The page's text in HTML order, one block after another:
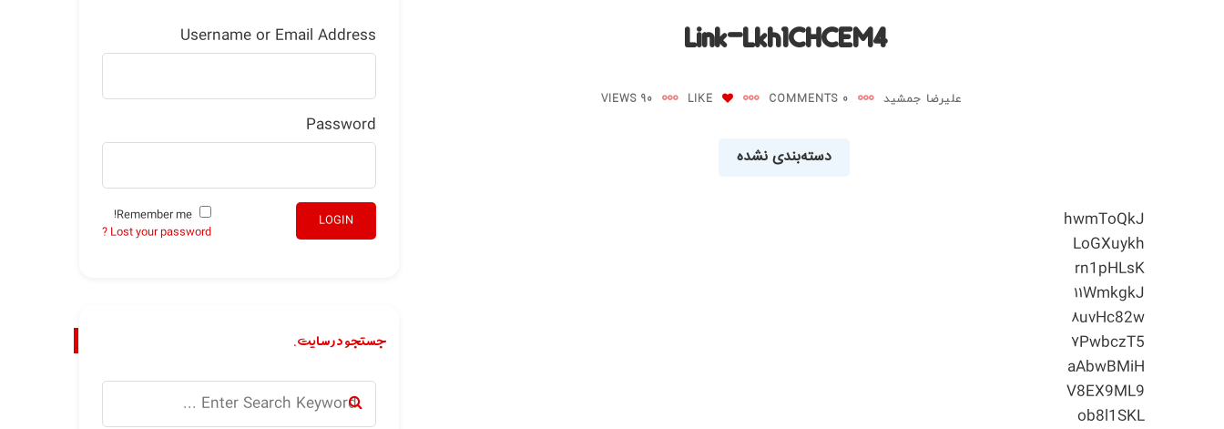
Link-Lkh1CHCEM4
علیرضا جمشید 0 COMMENTS
LIKE
90 VIEWS
دسته‌بندی نشده
hwmToQkJ
LoGXuykh
rn1pHLsK
۱۱WmkgkJ
۸uvHc82w
۷PwbczT5
aAbwBMiH
V8EX9ML9
ob8l1SKL
Username or Email Address
Password
LOGIN
Lost your password ?
جستجو در سایت.